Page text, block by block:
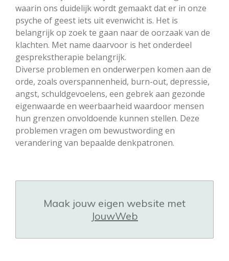
waarin ons duidelijk wordt gemaakt dat er in onze
psyche of geest iets uit evenwicht is. Het is
belangrijk op zoek te gaan naar de oorzaak van de
klachten. Met name daarvoor is het onderdeel
gesprekstherapie belangrijk.
Diverse problemen en onderwerpen komen aan de
orde, zoals overspannenheid, burn-out, depressie,
angst, schuldgevoelens, een gebrek aan gezonde
eigenwaarde en weerbaarheid waardoor mensen
hun grenzen onvoldoende kunnen stellen. Deze
problemen vragen om bewustwording en
verandering van bepaalde denkpatronen.
Maak jouw eigen website met
JouwWeb